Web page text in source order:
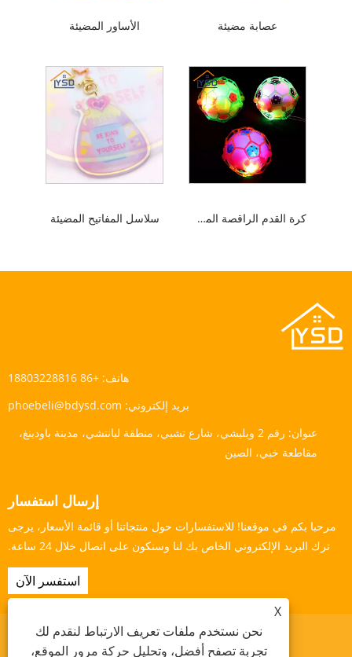
الأساور المضيئة عصابة مضيئة
سلاسل المفاتيح المضيئة كرة القدم الراقصة المضيئة
هاتف: +86 18803228816
بريد إلكتروني: phoebeli@bdysd.com
عنوان:
رقم 2 ويليشي، شارع تشيي، منطقة ليانتشي، مدينة باودينغ،
مقاطعة خبي، الصين
إرسال استفسار
مرحبا بكم في موقعنا! للاستفسارات حول منتجاتنا أو قائمة الأسعار، يرجى
ترك البريد الإلكتروني الخاص بك لنا وسنكون على اتصال خلال 24 ساعة.
استفسر الآن
X
نحن نستخدم ملفات تعريف الارتباط لنقدم لك
تجربة تصفح أفضل، وتحليل حركة مرور الموقع،